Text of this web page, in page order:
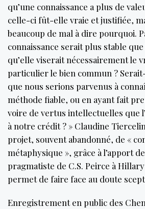
qu’une connaissance a plus de
celle-ci fût-elle vraie et justifiée,
beaucoup de mal à dire pourquoi.
connaissance serait plus stable
qu’elle viserait nécessairement le
particulier le bien commun ?
que nous serions parvenus à
méthode fiable, ou en ayant fait
voire de vertus intellectuelles que
à notre crédit ? » Claudine
projet, souvent abandonné, de «
métaphysique », grâce à l’apport
pragmatiste de C.S. Peirce à
permet de faire face au doute
Enregistrement en public des